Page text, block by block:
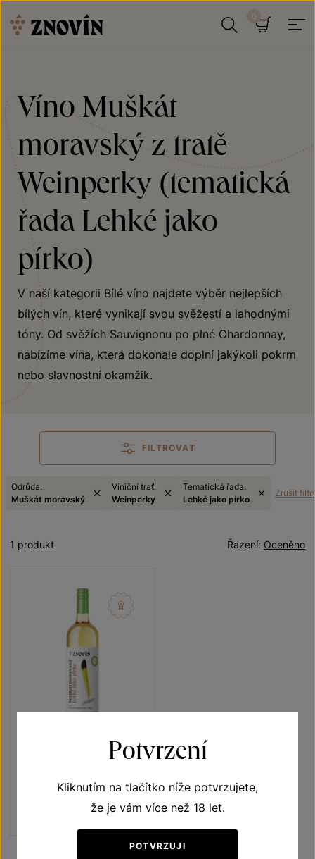
Víno Muškát
moravský z tratě
Weinperky (tematická
řada Lehké jako
pírko)
V naší kategorii Bílé víno najdete výběr nejlepších
bílých vín, které vynikají svou svěžestí a lahodnými
tóny. Od svěžích Sauvignonu po plné Chardonnay,
nabízíme vína, která dokonale doplní jakýkoli pokrm
nebo slavnostní okamžik.
FILTROVAT
Odrůda:
Muškát moravský
Viniční trať:
Weinperky
Tematická řada:
Lehké jako pírko
Zrušit
Oceněno
Řazení:
1 produkt
Muškát moravský
moravské zemské víno 2025
Šarže 5318
Potvrzení
Kliknutím na tlačítko níže potvrzujete,
že je vám více než 18 let.
POTVRZUJI